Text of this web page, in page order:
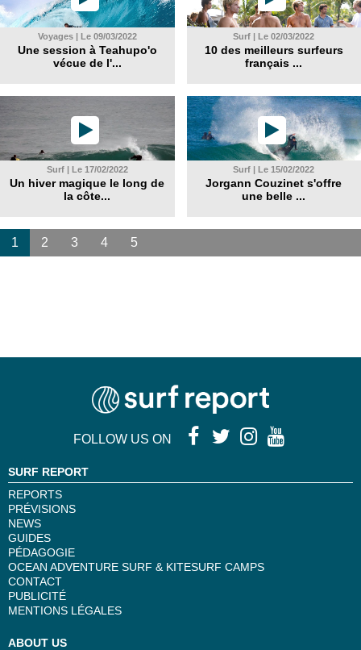
Voyages | Le 09/03/2022
Une session à Teahupo'o
vécue de l'...
Surf | Le 02/03/2022
10 des meilleurs surfeurs
français ...
Surf | Le 17/02/2022
Un hiver magique le long de
la côte...
Surf | Le 15/02/2022
Jorgann Couzinet s'offre
une belle ...
1 2 3 4 5
FOLLOW US ON
SURF REPORT
REPORTS
PRÉVISIONS
NEWS
GUIDES
PÉDAGOGIE
OCEAN ADVENTURE SURF & KITESURF CAMPS
CONTACT
PUBLICITÉ
MENTIONS LÉGALES
ABOUT US